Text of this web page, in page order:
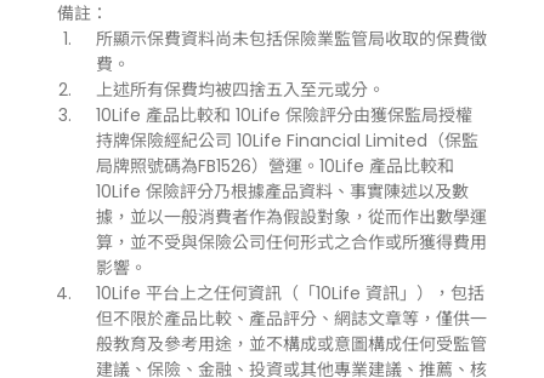
備註：
所顯示保費資料尚未包括保險業監管局收取的保費徵
費。
上述所有保費均被四捨五入至元或分。
10Life 產品比較和 10Life 保險評分由獲保監局授權
持牌保險經紀公司 10Life Financial Limited（保監
局牌照號碼為FB1526）營運。10Life 產品比較和
10Life 保險評分乃根據產品資料、事實陳述以及數
據，並以一般消費者作為假設對象，從而作出數學運
算，並不受與保險公司任何形式之合作或所獲得費用
影響。
10Life 平台上之任何資訊（「10Life 資訊」），包括
但不限於產品比較、產品評分、網誌文章等，僅供一
般教育及參考用途，並不構成或意圖構成任何受監管
建議、保險、金融、投資或其他專業建議、推薦、核